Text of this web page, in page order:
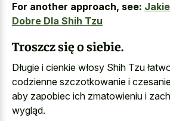
For another approach, see:
Dobre Dla Shih Tzu
Troszcz się o siebie.
Długie i cienkie włosy Shih Tzu
codzienne szczotkowanie i
aby zapobiec ich zmatowieniu i
wygląd.